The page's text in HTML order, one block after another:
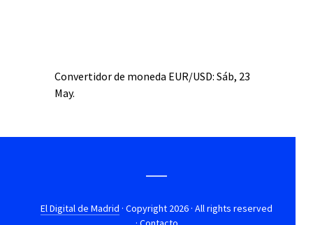
Convertidor de moneda EUR/USD: Sáb, 23
May.
El Digital de Madrid · Copyright 2026 · All rights reserved